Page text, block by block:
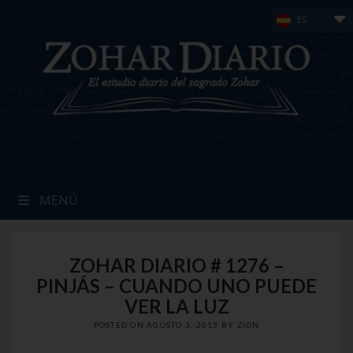
ES
MENÚ
ZOHAR DIARIO # 1276 –
PINJÁS – CUANDO UNO PUEDE
VER LA LUZ
POSTED ON AGOSTO 3, 2013 BY ZION